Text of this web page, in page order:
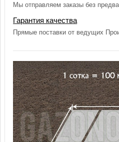
Мы отправляем заказы без
Гарантия качества
Прямые поставки от ведущих